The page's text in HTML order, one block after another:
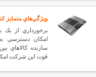
ويژگي‌هاي متمايز
برخورداري از يك
امكان دسترسي
سازنده كالاهاي
قوت اين شركت